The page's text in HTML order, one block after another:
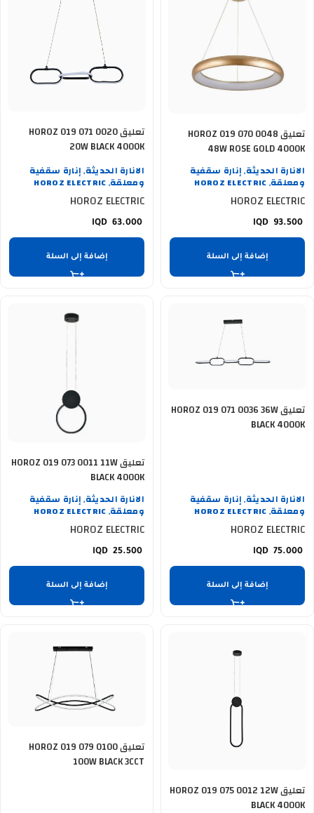
تعليق HOROZ 019 070 0048
48W ROSE GOLD 4000K
الانارة الحديثة, إنارة سقفية
ومعلقة,
HOROZ ELECTRIC
HOROZ ELECTRIC
93.500
إضافة إلى السلة
تعليق HOROZ 019 071 0020
20W BLACK 4000K
الانارة الحديثة, إنارة سقفية
ومعلقة,
HOROZ ELECTRIC
HOROZ ELECTRIC
63.000
إضافة إلى السلة
تعليق HOROZ 019 071 0036 36W
BLACK 4000K
الانارة الحديثة, إنارة سقفية
ومعلقة,
HOROZ ELECTRIC
HOROZ ELECTRIC
75.000
إضافة إلى السلة
تعليق HOROZ 019 073 0011 11W
BLACK 4000K
الانارة الحديثة, إنارة سقفية
ومعلقة,
HOROZ ELECTRIC
HOROZ ELECTRIC
25.500
إضافة إلى السلة
تعليق HOROZ 019 075 0012 12W
BLACK 4000K
تعليق HOROZ 019 079 0100
100W BLACK 3CCT